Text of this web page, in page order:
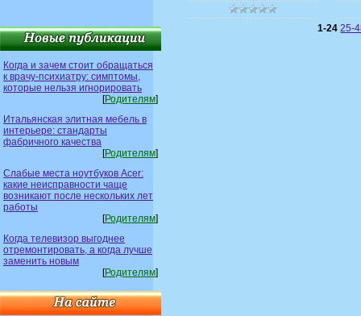
Когда и зачем стоит обращаться
к врачу-психиатру: симптомы,
которые нельзя игнорировать
[Родителям]
Итальянская элитная мебель в
интерьере: стандарты
фабричного качества
[Родителям]
Слабые места ноутбуков Acer:
какие неисправности чаще
возникают после нескольких лет
работы
[Родителям]
Когда телевизор выгоднее
отремонтировать, а когда лучше
заменить новым
[Родителям]
1-24 25-